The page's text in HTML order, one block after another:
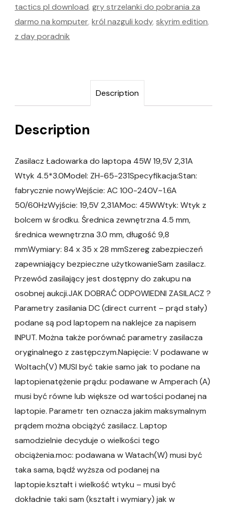
tactics pl download, gry strzelanki do pobrania za
darmo na komputer, król nazguli kody, skyrim edition,
z day poradnik
Description
Description
Zasilacz Ładowarka do laptopa 45W 19,5V 2,31A
Wtyk 4.5*3.0Model: ZH-65-231Specyfikacja:Stan:
fabrycznie nowyWejście: AC 100-240V~1.6A
50/60HzWyjście: 19,5V 2,31AMoc: 45WWtyk: Wtyk z
bolcem w środku. Średnica zewnętrzna 4.5 mm,
średnica wewnętrzna 3.0 mm, długość 9,8
mmWymiary: 84 x 35 x 28 mmSzereg zabezpieczeń
zapewniający bezpieczne użytkowanieSam zasilacz.
Przewód zasilający jest dostępny do zakupu na
osobnej aukcji.JAK DOBRAĆ ODPOWIEDNI ZASILACZ ?
Parametry zasilania DC (direct current – prąd stały)
podane są pod laptopem na naklejce za napisem
INPUT. Można także porównać parametry zasilacza
oryginalnego z zastępczym.Napięcie: V podawane w
Woltach(V) MUSI być takie samo jak to podane na
laptopienatężenie prądu: podawane w Amperach (A)
musi być równe lub większe od wartości podanej na
laptopie. Parametr ten oznacza jakim maksymalnym
prądem można obciążyć zasilacz. Laptop
samodzielnie decyduje o wielkości tego
obciążenia.moc: podawana w Watach(W) musi być
taka sama, bądź wyższa od podanej na
laptopie.kształt i wielkość wtyku – musi być
dokładnie taki sam (kształt i wymiary) jak w